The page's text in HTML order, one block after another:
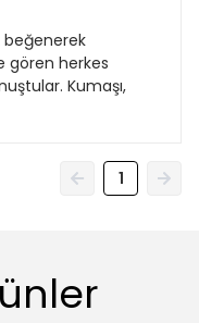
beğenerek
gören herkes
Kumaşı,
1